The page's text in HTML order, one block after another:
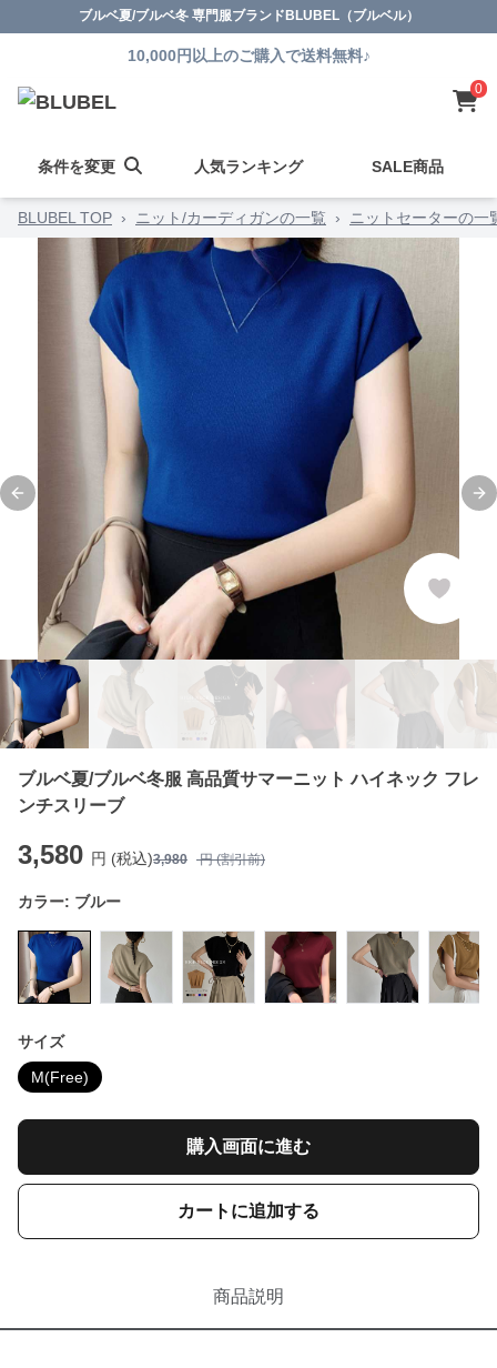
ブルベ夏/ブルベ冬 専門服ブランドBLUBEL（ブルベル）
10,000円以上のご購入で送料無料♪
0
条件を変更 人気ランキング SALE商品
BLUBEL TOP › ニット/カーディガンの一覧 › ニットセーターの一
Previous slide
ブルベ夏/ブルベ冬服 高品質サマーニット ハイネック フレ
ンチスリーブ
3,580 円 (税込)3,980 円 (割引前)
カラー: ブルー
サイズ
M(Free)
購入画面に進む
カートに追加する
商品説明